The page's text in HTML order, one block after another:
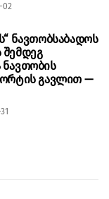
02
ნავთობსაბადოს
გავლით —